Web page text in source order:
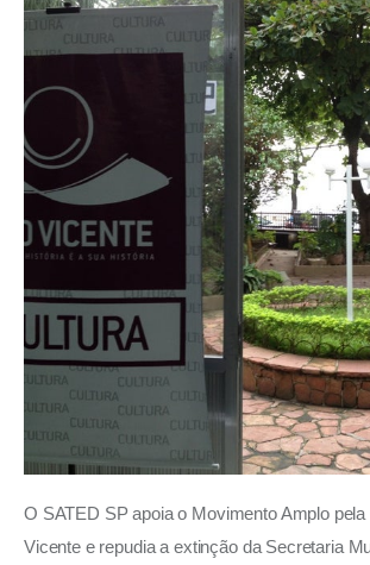
O SATED SP apoia o Movimento Amplo
Vicente e repudia a extinção da Secretaria